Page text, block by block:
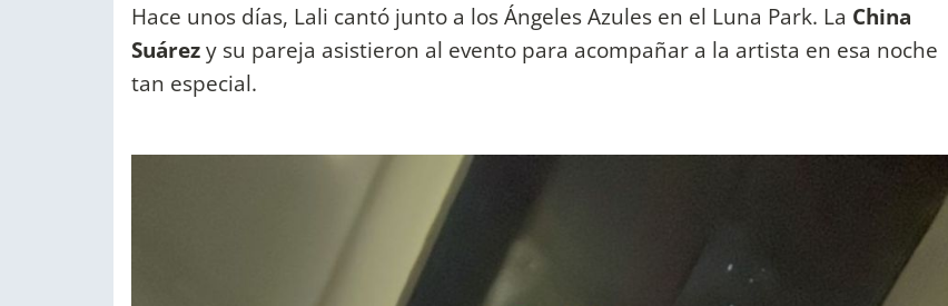
Hace unos días, Lali cantó junto a los Ángeles Azules en el Luna Park. La China
Suárezy su pareja asistieron al evento para acompañar a la artista en esa noche
tan especial.